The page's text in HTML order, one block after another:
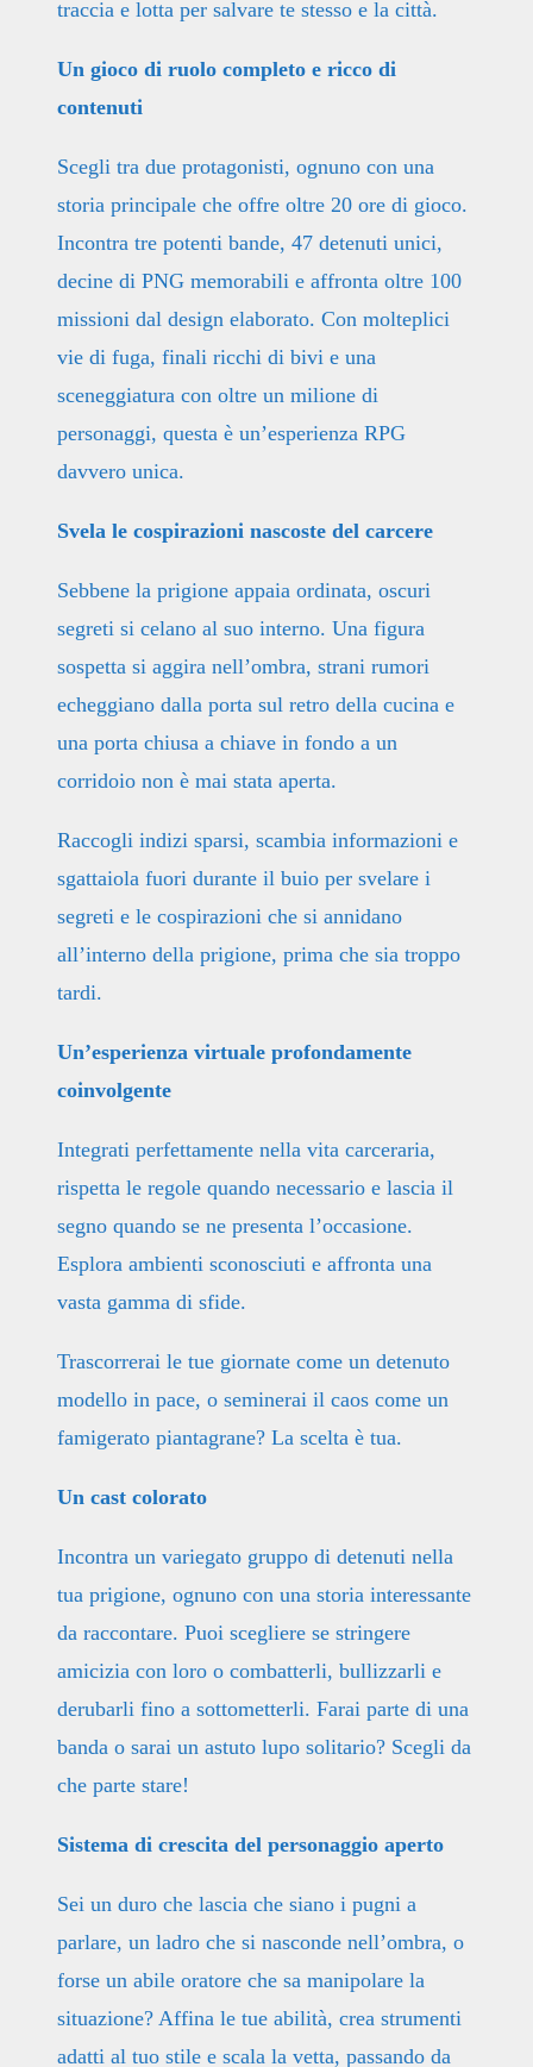
traccia e lotta per salvare te stesso e la città.
Un gioco di ruolo completo e ricco di
contenuti
Scegli tra due protagonisti, ognuno con una
storia principale che offre oltre 20 ore di gioco.
Incontra tre potenti bande, 47 detenuti unici,
decine di PNG memorabili e affronta oltre 100
missioni dal design elaborato. Con molteplici
vie di fuga, finali ricchi di bivi e una
sceneggiatura con oltre un milione di
personaggi, questa è un’esperienza RPG
davvero unica.
Svela le cospirazioni nascoste del carcere
Sebbene la prigione appaia ordinata, oscuri
segreti si celano al suo interno. Una figura
sospetta si aggira nell’ombra, strani rumori
echeggiano dalla porta sul retro della cucina e
una porta chiusa a chiave in fondo a un
corridoio non è mai stata aperta.
Raccogli indizi sparsi, scambia informazioni e
sgattaiola fuori durante il buio per svelare i
segreti e le cospirazioni che si annidano
all’interno della prigione, prima che sia troppo
tardi.
Un’esperienza virtuale profondamente
coinvolgente
Integrati perfettamente nella vita carceraria,
rispetta le regole quando necessario e lascia il
segno quando se ne presenta l’occasione.
Esplora ambienti sconosciuti e affronta una
vasta gamma di sfide.
Trascorrerai le tue giornate come un detenuto
modello in pace, o seminerai il caos come un
famigerato piantagrane? La scelta è tua.
Un cast colorato
Incontra un variegato gruppo di detenuti nella
tua prigione, ognuno con una storia interessante
da raccontare. Puoi scegliere se stringere
amicizia con loro o combatterli, bullizzarli e
derubarli fino a sottometterli. Farai parte di una
banda o sarai un astuto lupo solitario? Scegli da
che parte stare!
Sistema di crescita del personaggio aperto
Sei un duro che lascia che siano i pugni a
parlare, un ladro che si nasconde nell’ombra, o
forse un abile oratore che sa manipolare la
situazione? Affina le tue abilità, crea strumenti
adatti al tuo stile e scala la vetta, passando da